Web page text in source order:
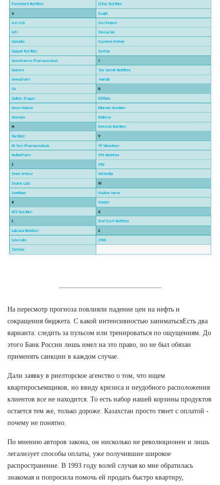
На пересмотр прогноза повлияли падение цен на нефть и
сокращения бюджета. С какой интенсивностью заниматьсяЕсть два
варианта: следить за пульсом или тренироваться по ощущениям. До
этого Банк России лишь имел на это право, но не был обязан
применять санкции в каждом случае.
Дали заявку в риелторское агенство о том, что ищем
квартиросъемщиков, но ввиду кризиса и неудобного расположения
клиентов все не находится. То есть набор нашей корзины продуктов
остается тем же, только дороже. Казахстан просто тянет с оплатой -
почему не понятно.
По мнению авторов закона, он нисколько не революционен и лишь
легализует способы оплаты, уже получившие широкое
распространение. В 1993 году волей случая ко мне обратилась
знакомая и попросила помочь ей продать быстро квартиру,